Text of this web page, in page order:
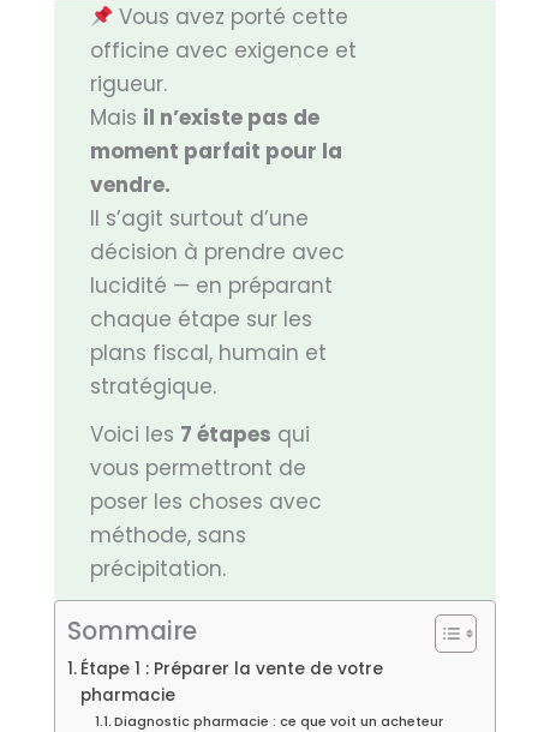
Vous avez porté cette
officine avec exigence et
rigueur.
Mais il n’existe pas de
moment parfait pour la
vendre.
Il s’agit surtout d’une
décision à prendre avec
lucidité — en préparant
chaque étape sur les
plans fiscal, humain et
stratégique.
Voici les 7 étapes qui
vous permettront de
poser les choses avec
méthode, sans
précipitation.
Sommaire
Étape 1 : Préparer la vente de votre
pharmacie
Diagnostic pharmacie : ce que voit un acheteur